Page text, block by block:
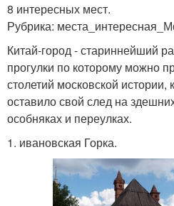
8 интересных мест.
Рубрика:
Китай-город - стариннейший
прогулки по которому можно
столетий московской истории,
оставило свой след на
особняках и переулках.
1. ивановская Горка.